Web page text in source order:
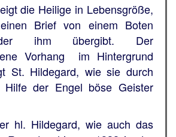
die Heilige in Lebensgröße,
Brief von einem Boten
ihm übergibt. Der
Vorhang im Hintergrund
St. Hildegard, wie sie durch
der Engel böse Geister
hl. Hildegard, wie auch das